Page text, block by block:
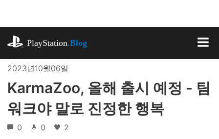
로
뛰
PlayStation.Blog
2023년10월06일
KarmaZoo, 올해 출시 예정 - 팀
워크야 말로 진정한 행복
0 0 2